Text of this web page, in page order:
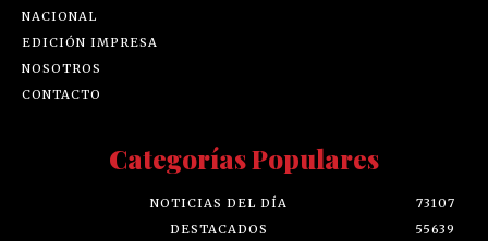
NACIONAL
EDICIÓN IMPRESA
NOSOTROS
CONTACTO
Categorías Populares
NOTICIAS DEL DÍA
73107
DESTACADOS
55639